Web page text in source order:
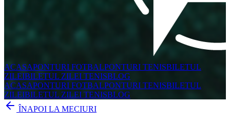
ACASAPONTURI FOTBALPONTURI TENISBILETUL
ZILEIBILETUL ZILEI TENISBLOG
ACASAPONTURI FOTBALPONTURI TENISBILETUL
ZILEIBILETUL ZILEI TENISBLOG
ÎNAPOI LA MECIURI